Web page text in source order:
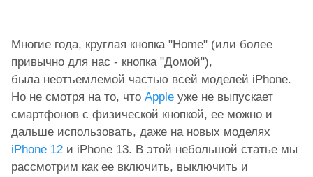
Многие года, круглая кнопка "Home" (или более
привычно для нас - кнопка "Домой"),
была неотъемлемой частью всей моделей iPhone.
Но не смотря на то, что Apple уже не выпускает
смартфонов с физической кнопкой, ее можно и
дальше использовать, даже на новых моделях
iPhone 12 и iPhone 13. В этой небольшой статье мы
рассмотрим как ее включить, выключить и